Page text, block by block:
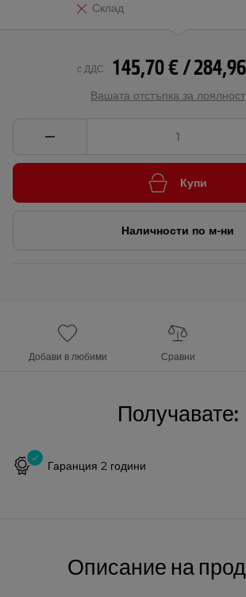
Склад
145,70 € /
с ДДС
Вашата отстъпка за лоялност
Купи
Наличности по м-ни
Добави в любими Сравни
Получавате:
Гаранция 2 години
Описание на